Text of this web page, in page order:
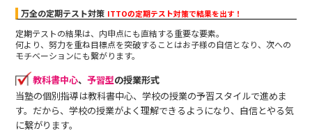
万全の定期テスト対策 ITTOの定期テスト対策で結果を出す！
定期テストの結果は、内申点にも直結する重要な要素。
何より、努力を重ね目標点を突破することはお子様の自信となり、次への
モチベーションにも繋がります。
教科書中心、 予習型の授業形式
当塾の個別指導は教科書中心、学校の授業の予習スタイルで進めま
す。だから、学校の授業がよく理解できるようになり、自信とやる気
に繋がります。